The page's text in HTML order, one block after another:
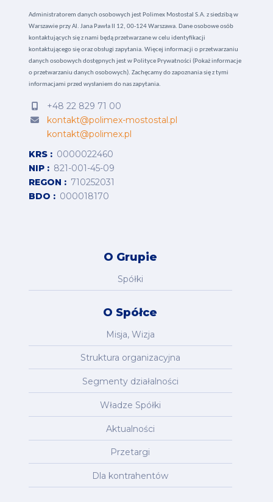
Administratorem danych osobowych jest Polimex Mostostal S.A. z siedzibą w
Warszawie przy Al. Jana Pawła II 12, 00-124 Warszawa. Dane osobowe osób
kontaktujących się z nami będą przetwarzane w celu identyfikacji
kontaktującego się oraz obsługi zapytania. Więcej informacji o przetwarzaniu
danych osobowych dostępnych jest w Polityce Prywatności (Pokaż informacje
o przetwarzaniu danych osobowych). Zachęcamy do zapoznania się z tymi
informacjami przed wysłaniem do nas zapytania.
+48 22 829 71 00
kontakt@polimex-mostostal.pl
kontakt@polimex.pl
KRS
0000022460
NIP
821-001-45-09
REGON
710252031
BDO
000018170
O Grupie
Spółki
O Spółce
Misja, Wizja
Struktura organizacyjna
Segmenty działalności
Władze Spółki
Aktualności
Przetargi
Dla kontrahentów